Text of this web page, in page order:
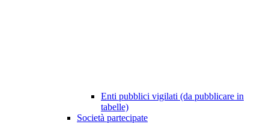
Enti pubblici vigilati (da pubblicare in
tabelle)
Società partecipate